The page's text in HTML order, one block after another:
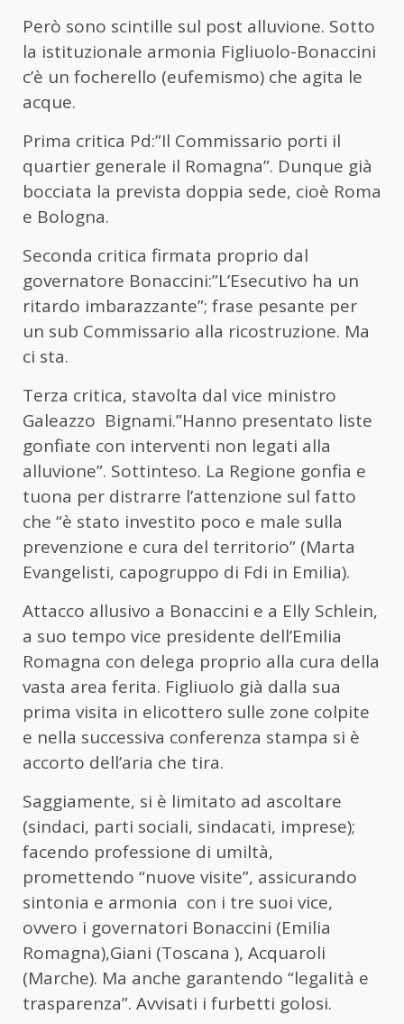
Però sono scintille sul post alluvione. Sotto
la istituzionale armonia Figliuolo-Bonaccini
c’è un focherello (eufemismo) che agita le
acque.
Prima critica Pd:”Il Commissario porti il
quartier generale il Romagna”. Dunque già
bocciata la prevista doppia sede, cioè Roma
e Bologna.
Seconda critica firmata proprio dal
governatore Bonaccini:”L’Esecutivo ha un
ritardo imbarazzante”; frase pesante per
un sub Commissario alla ricostruzione. Ma
ci sta.
Terza critica, stavolta dal vice ministro
Galeazzo Bignami.”Hanno presentato liste
gonfiate con interventi non legati alla
alluvione”. Sottinteso. La Regione gonfia e
tuona per distrarre l’attenzione sul fatto
che “è stato investito poco e male sulla
prevenzione e cura del territorio” (Marta
Evangelisti, capogruppo di Fdi in Emilia).
Attacco allusivo a Bonaccini e a Elly Schlein,
a suo tempo vice presidente dell’Emilia
Romagna con delega proprio alla cura della
vasta area ferita. Figliuolo già dalla sua
prima visita in elicottero sulle zone colpite
e nella successiva conferenza stampa si è
accorto dell’aria che tira.
Saggiamente, si è limitato ad ascoltare
(sindaci, parti sociali, sindacati, imprese);
facendo professione di umiltà,
promettendo “nuove visite”, assicurando
sintonia e armonia con i tre suoi vice,
ovvero i governatori Bonaccini (Emilia
Romagna),Giani (Toscana ), Acquaroli
(Marche). Ma anche garantendo “legalità e
trasparenza”. Avvisati i furbetti golosi.